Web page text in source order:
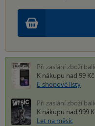
Při zaslání zboží
K nákupu nad 99 Kč
E-shopové listy
Při zaslání zboží
K nákupu nad 999
Let na měsíc